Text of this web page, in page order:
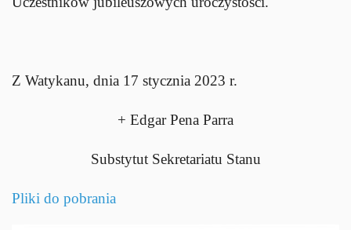
Z Watykanu, dnia 17 stycznia 2023 r.
+ Edgar Pena Parra
Substytut Sekretariatu Stanu
Pliki do pobrania